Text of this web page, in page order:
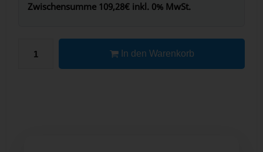
Zwischensumme 109,28€ inkl. 0% MwSt.
In den Warenkorb